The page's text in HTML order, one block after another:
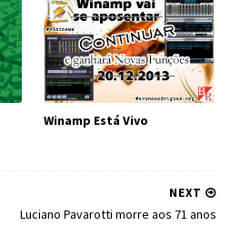
Winamp Está Vivo
NEXT
Luciano Pavarotti morre aos 71 anos